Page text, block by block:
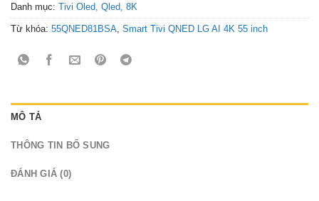
Danh mục: Tivi Oled, Qled, 8K
Từ khóa: 55QNED81BSA Smart Tivi QNED LG AI 4K 55 inch
MÔ TẢ
THÔNG TIN BỔ SUNG
ĐÁNH GIÁ (0)